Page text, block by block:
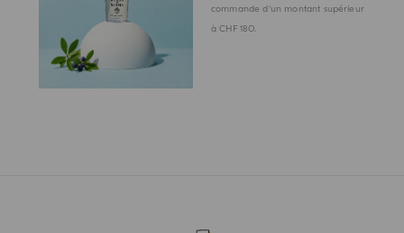
commande d'un montant supérieur
à CHF 180.